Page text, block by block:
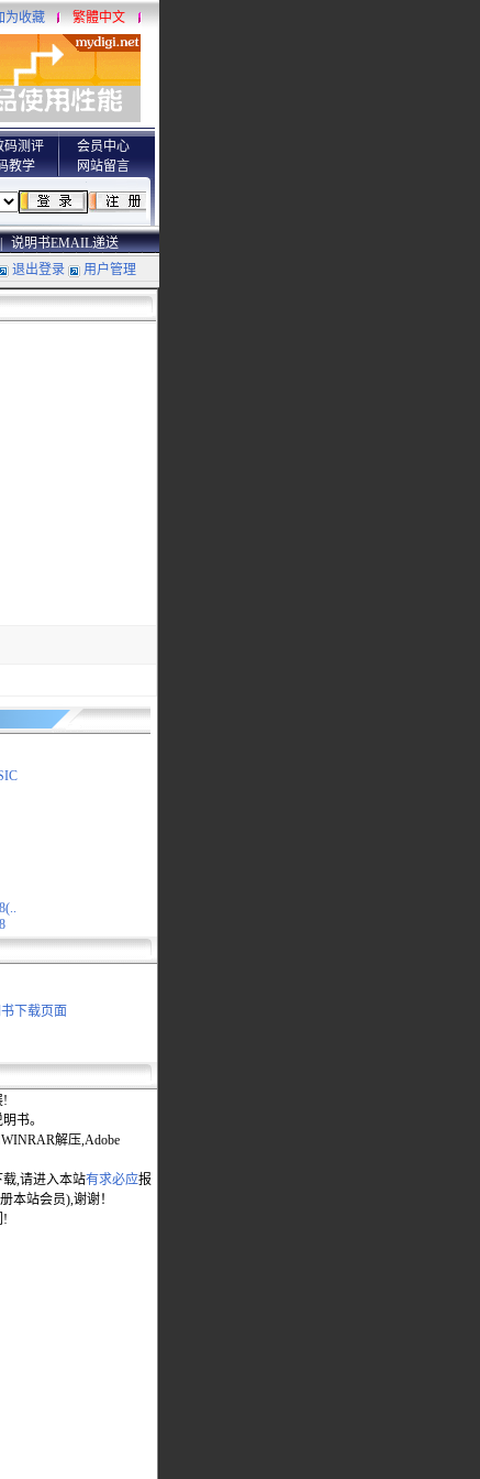
为收藏 繁體中文
码测评
教学
会员中心
网站留言
说明书EMAIL递送
退出登录 用户管理
下载页面
!
书。
解压,Adobe
,请进入本站有求必应报
本站会员),谢谢！
!